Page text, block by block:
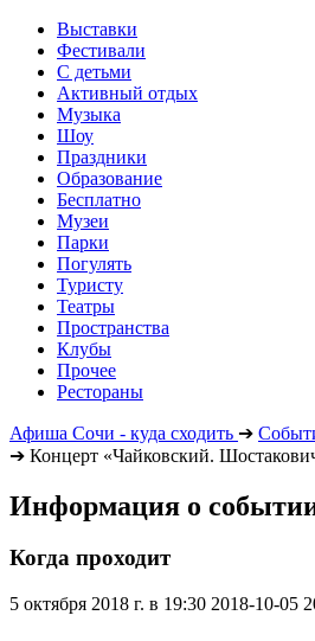
Выставки
Фестивали
С детьми
Активный отдых
Музыка
Шоу
Праздники
Образование
Бесплатно
Музеи
Парки
Погулять
Туристу
Театры
Пространства
Клубы
Прочее
Рестораны
Афиша Сочи - куда сходить ➔
➔ Концерт «Чайковский.
Информация о
Когда проходит
5 октября 2018 г. в 19:30 2018-10-05